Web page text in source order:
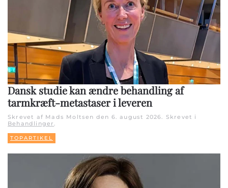
Dansk studie kan ændre behandling af
tarmkræft-metastaser i leveren
Skrevet af Mads Moltsen den 6. august 2026. Skrevet i
Behandlinger.
TOPARTIKEL